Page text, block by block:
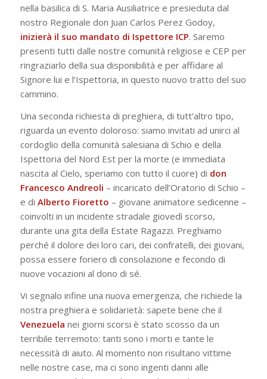
nella basilica di S. Maria Ausiliatrice e presieduta dal
nostro Regionale don Juan Carlos Perez Godoy,
inizierà il suo mandato di Ispettore ICP. Saremo
presenti tutti dalle nostre comunità religiose e CEP per
ringraziarlo della sua disponibilità e per affidare al
Signore lui e l’Ispettoria, in questo nuovo tratto del suo
cammino.
Una seconda richiesta di preghiera, di tutt’altro tipo,
riguarda un evento doloroso: siamo invitati ad unirci al
cordoglio della comunità salesiana di Schio e della
Ispettoria del Nord Est per la morte (e immediata
nascita al Cielo, speriamo con tutto il cuore) di don
Francesco Andreoli – incaricato dell’Oratorio di Schio –
e di Alberto Fioretto – giovane animatore sedicenne –
coinvolti in un incidente stradale giovedì scorso,
durante una gita della Estate Ragazzi. Preghiamo
perché il dolore dei loro cari, dei confratelli, dei giovani,
possa essere foriero di consolazione e fecondo di
nuove vocazioni al dono di sé.
Vi segnalo infine una nuova emergenza, che richiede la
nostra preghiera e solidarietà: sapete bene che il
Venezuela nei giorni scorsi è stato scosso da un
terribile terremoto: tanti sono i morti e tante le
necessità di aiuto. Al momento non risultano vittime
nelle nostre case, ma ci sono ingenti danni alle